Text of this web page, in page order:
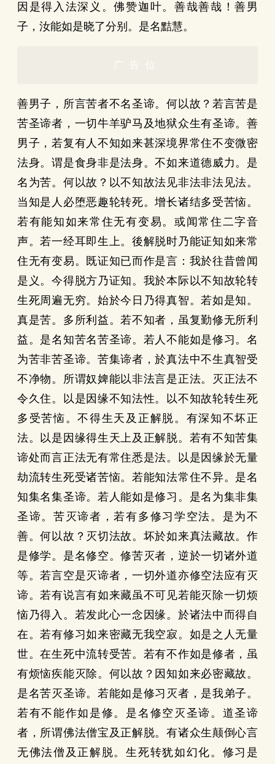
因是得入法深义。佛赞迦叶。善哉善哉！善男
子，汝能如是晓了分别。是名黠慧。
广告位
善男子，所言苦者不名圣谛。何以故？若言苦是
苦圣谛者，一切牛羊驴马及地狱众生有圣谛。善
男子，若复有人不知如来甚深境界常住不变微密
法身。谓是食身非是法身。不如来道德威力。是
名为苦。何以故？以不知故法见非法非法见法。
当知是人必堕恶趣轮转死。增长诸结多受苦恼。
若有能知如来常住无有变易。或闻常住二字音
声。若一经耳即生上。後解脱时乃能证知如来常
住无有变易。既证知已而作是言：我於往昔曾闻
是义。今得脱方乃证知。我於本际以不知故轮转
生死周遍无穷。始於今日乃得真智。若如是知。
真是苦。多所利益。若不知者，虽复勤修无所利
益。是名知苦名苦圣谛。若人不能如是修习。名
为苦非苦圣谛。苦集谛者，於真法中不生真智受
不净物。所谓奴婢能以非法言是正法。灭正法不
令久住。以是因缘不知法性。以不知故轮转生死
多受苦恼。不得生天及正解脱。有深知不坏正
法。以是因缘得生天上及正解脱。若有不知苦集
谛处而言正法无有常住悉是法。以是因缘於无量
劫流转生死受诸苦恼。若能知法常住不异。是名
知集名集圣谛。若人能如是修习。是名为集非集
圣谛。苦灭谛者，若有多修习学空法。是为不
善。何以故？灭切法故。坏於如来真法藏故。作
是修学。是名修空。修苦灭者，逆於一切诸外道
等。若言空是灭谛者，一切外道亦修空法应有灭
谛。若有说言有如来藏虽不可见若能灭除一切烦
恼乃得入。若发此心一念因缘。於诸法中而得自
在。若有修习如来密藏无我空寂。如是之人无量
世。在生死中流转受苦。若有不作如是修者，虽
有烦恼疾能灭除。何以故？因知如来必密藏故。
是名苦灭圣谛。若能如是修习灭者，是我弟子。
若有不能作如是修。是名修空灭圣谛。道圣谛
者，所谓佛法僧宝及正解脱。有诸众生颠倒心言
无佛法僧及正解脱。生死转犹如幻化。修习是